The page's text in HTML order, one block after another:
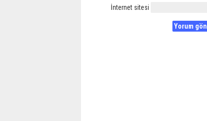
İnternet sitesi